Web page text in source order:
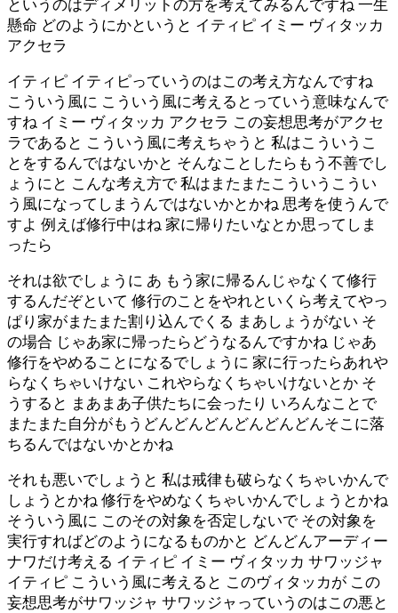
というのはディメリットの方を考えてみるんですね 一生
懸命 どのようにかというと イティピ イミー ヴィタッカ
アクセラ
イティピ イティピっていうのはこの考え方なんですね
こういう風に こういう風に考えるとっていう意味なんで
すね イミー ヴィタッカ アクセラ この妄想思考がアクセ
ラであると こういう風に考えちゃうと 私はこういうこ
とをするんではないかと そんなことしたらもう不善でし
ょうにと こんな考え方で 私はまたまたこういうこうい
う風になってしまうんではないかとかね 思考を使うんで
すよ 例えば修行中はね 家に帰りたいなとか思ってしま
ったら
それは欲でしょうに あ もう家に帰るんじゃなくて修行
するんだぞといて 修行のことをやれといくら考えてやっ
ぱり家がまたまた割り込んでくる まあしょうがない そ
の場合 じゃあ家に帰ったらどうなるんですかね じゃあ
修行をやめることになるでしょうに 家に行ったらあれや
らなくちゃいけない これやらなくちゃいけないとか そ
うすると まあまあ子供たちに会ったり いろんなことで
またまた自分がもうどんどんどんどんどんどんそこに落
ちるんではないかとかね
それも悪いでしょうと 私は戒律も破らなくちゃいかんで
しょうとかね 修行をやめなくちゃいかんでしょうとかね
そういう風に このその対象を否定しないで その対象を
実行すればどのようになるものかと どんどんアーディー
ナワだけ考える イティピ イミー ヴィタッカ サワッジャ
イティピ こういう風に考えると このヴィタッカが この
妄想思考がサワッジャ サワッジャっていうのはこの悪と